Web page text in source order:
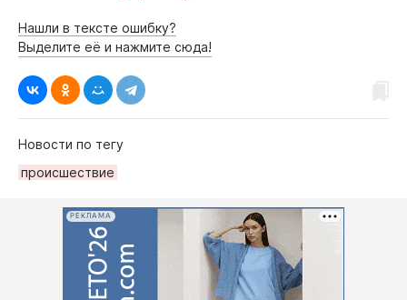
Нашли в тексте ошибку?
Выделите её и нажмите сюда!
Новости по тегу
происшествие
РЕКЛАМА